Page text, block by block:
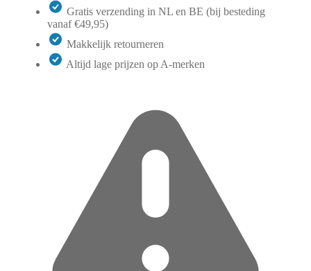
Gratis verzending in NL en BE (bij besteding
vanaf €49,95)
Makkelijk retourneren
Altijd lage prijzen op A-merken